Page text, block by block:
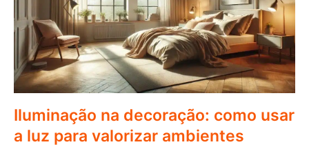
Iluminação na decoração: como usar
a luz para valorizar ambientes